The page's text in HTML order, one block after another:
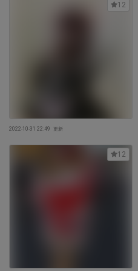
2022-10-31 22:49 更新
12
12